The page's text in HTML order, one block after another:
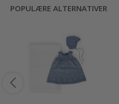
POPULÆRE ALTERNATIVER